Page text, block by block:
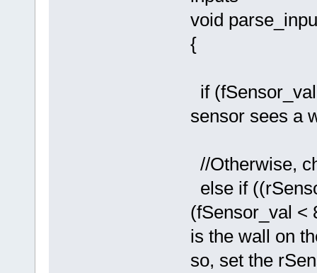
void
{
if
sensor sees a
//Otherwise,
else if
(fSensor_val
is the wall on
so, set the